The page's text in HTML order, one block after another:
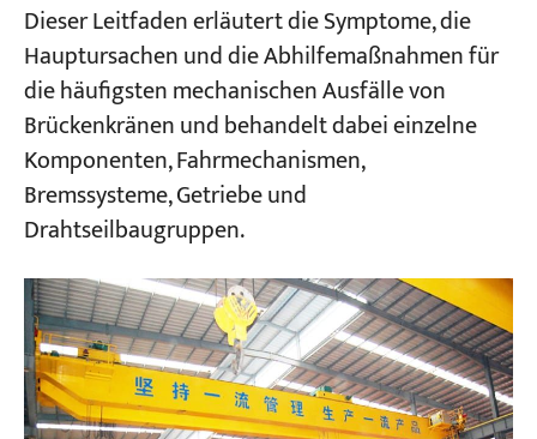
Dieser Leitfaden erläutert die Symptome, die
Hauptursachen und die Abhilfemaßnahmen für
die häufigsten mechanischen Ausfälle von
Brückenkränen und behandelt dabei einzelne
Komponenten, Fahrmechanismen,
Bremssysteme, Getriebe und
Drahtseilbaugruppen.